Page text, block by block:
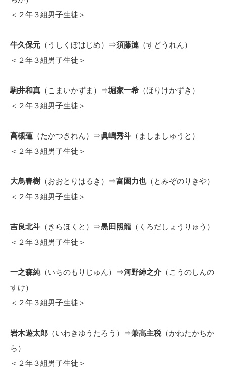
＜２年３組男子生徒＞
牛久保元 （うしくぼはじめ）⇒須藤漣 （すどうれん）
＜２年３組男子生徒＞
駒井和真 （こまいかずま）⇒堀家一希 （ほりけかずき）
＜２年３組男子生徒＞
高槻蓮 （たかつきれん）⇒眞嶋秀斗 （ましましゅうと）
＜２年３組男子生徒＞
大鳥春樹 （おおとりはるき）⇒富園力也（とみぞのりきや）
＜２年３組男子生徒＞
吉良北斗 （きらほくと）⇒黒田照龍 （くろだしょうりゅう）
＜２年３組男子生徒＞
一之森純（いちのもりじゅん）⇒河野紳之介 （こうのしんの
すけ）
＜２年３組男子生徒＞
岩木遊太郎 （いわきゆうたろう）⇒兼高主税（かねたかちか
ら）
＜２年３組男子生徒＞